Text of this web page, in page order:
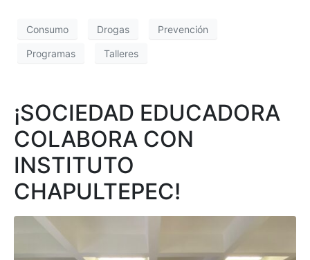
Consumo Drogas Prevención
Programas Talleres
¡SOCIEDAD EDUCADORA
COLABORA CON
INSTITUTO
CHAPULTEPEC!